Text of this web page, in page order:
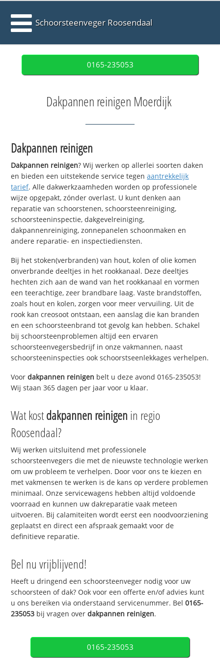
Schoorsteenveger Roosendaal
0165-235053
Dakpannen reinigen Moerdijk
Dakpannen reinigen
Dakpannen reinigen? Wij werken op allerlei soorten daken
en bieden een uitstekende service tegenaantrekkelijk
tarief. Alle dakwerkzaamheden worden op professionele
wijze opgepakt, zónder overlast. U kunt denken aan
reparatie van schoorstenen, schoorsteenreiniging,
schoorsteeninspectie, dakgevelreiniging,
dakpannenreiniging, zonnepanelen schoonmaken en
andere reparatie- en inspectiediensten.
Bij het stoken(verbranden) van hout, kolen of olie komen
onverbrande deeltjes in het rookkanaal. Deze deeltjes
hechten zich aan de wand van het rookkanaal en vormen
een teerachtige, zeer brandbare laag. Vaste brandstoffen,
zoals hout en kolen, zorgen voor meer vervuiling. Uit de
rook kan creosoot ontstaan, een aanslag die kan branden
en een schoorsteenbrand tot gevolg kan hebben. Schakel
bij schoorsteenproblemen altijd een ervaren
schoorsteenvegersbedrijf in onze vakmannen, naast
schoorsteeninspecties ook schoorstseenlekkages verhelpen.
Voordakpannen reinigen belt u deze avond 0165-235053!
Wij staan 365 dagen per jaar voor u klaar.
Wat kostdakpannen reinigen in regio
Roosendaal?
Wij werken uitsluitend met professionele
schoorsteenvegers die met de nieuwste technologie werken
om uw probleem te verhelpen. Door voor ons te kiezen en
met vakmensen te werken is de kans op verdere problemen
minimaal. Onze servicewagens hebben altijd voldoende
voorraad en kunnen uw dakreparatie vaak meteen
uitvoeren. Bij calamiteiten wordt eerst een noodvoorziening
geplaatst en direct een afspraak gemaakt voor de
definitieve reparatie.
Bel nu vrijblijvend!
Heeft u dringend een schoorsteenveger nodig voor uw
schoorsteen of dak? Ook voor een offerte en/of advies kunt
u ons bereiken via onderstaand servicenummer. Bel0165-
235053 bij vragen overdakpannen reinigen.
0165-235053